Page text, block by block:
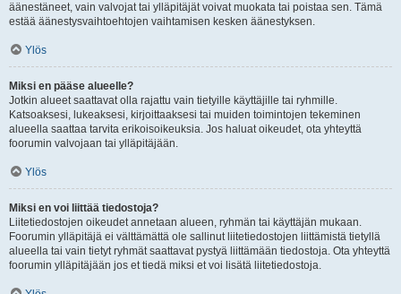
äänestäneet, vain valvojat tai ylläpitäjät voivat muokata tai poistaa sen. Tämä
estää äänestysvaihtoehtojen vaihtamisen kesken äänestyksen.
Ylös
Miksi en pääse alueelle?
Jotkin alueet saattavat olla rajattu vain tietyille käyttäjille tai ryhmille.
Katsoaksesi, lukeaksesi, kirjoittaaksesi tai muiden toimintojen tekeminen
alueella saattaa tarvita erikoisoikeuksia. Jos haluat oikeudet, ota yhteyttä
foorumin valvojaan tai ylläpitäjään.
Ylös
Miksi en voi liittää tiedostoja?
Liitetiedostojen oikeudet annetaan alueen, ryhmän tai käyttäjän mukaan.
Foorumin ylläpitäjä ei välttämättä ole sallinut liitetiedostojen liittämistä tietyllä
alueella tai vain tietyt ryhmät saattavat pystyä liittämään tiedostoja. Ota yhteyttä
foorumin ylläpitäjään jos et tiedä miksi et voi lisätä liitetiedostoja.